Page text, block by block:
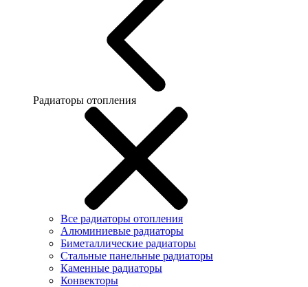
Радиаторы отопления
Все радиаторы отопления
Алюминиевые радиаторы
Биметаллические радиаторы
Стальные панельные радиаторы
Каменные радиаторы
Конвекторы